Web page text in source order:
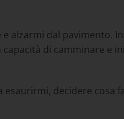
alzarmi dal pavimento.
di camminare e
decidere cosa